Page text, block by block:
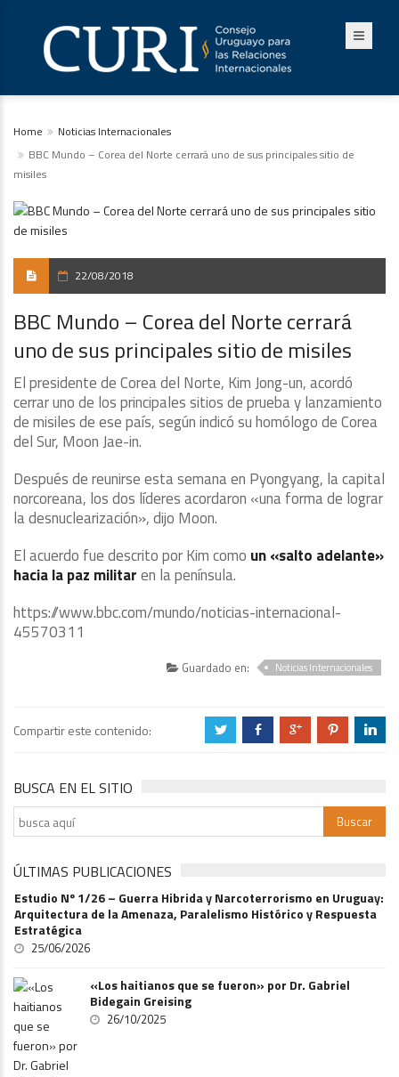
Home
Noticias Internacionales
BBC Mundo – Corea del Norte cerrará uno de sus principales sitio de
misiles
22/08/2018
BBC Mundo – Corea del Norte cerrará
uno de sus principales sitio de misiles
El presidente de Corea del Norte, Kim Jong-un, acordó
cerrar uno de los principales sitios de prueba y lanzamiento
de misiles de ese país, según indicó su homólogo de Corea
del Sur, Moon Jae-in.
Después de reunirse esta semana en Pyongyang, la capital
norcoreana, los dos líderes acordaron «una forma de lograr
la desnuclearización», dijo Moon.
El acuerdo fue descrito por Kim como un «salto adelante»
hacia la paz militaren la península.
https://www.bbc.com/mundo/noticias-internacional-
45570311
Guardado en: Noticias Internacionales
Compartir este contenido: a b c d j
BUSCA EN EL SITIO
ÚLTIMAS PUBLICACIONES
Estudio Nº 1/26 – Guerra Hibrida y Narcoterrorismo en Uruguay:
Arquitectura de la Amenaza, Paralelismo Histórico y Respuesta
Estratégica
25/06/2026
«Los haitianos que se fueron» por Dr. Gabriel
Bidegain Greising
26/10/2025